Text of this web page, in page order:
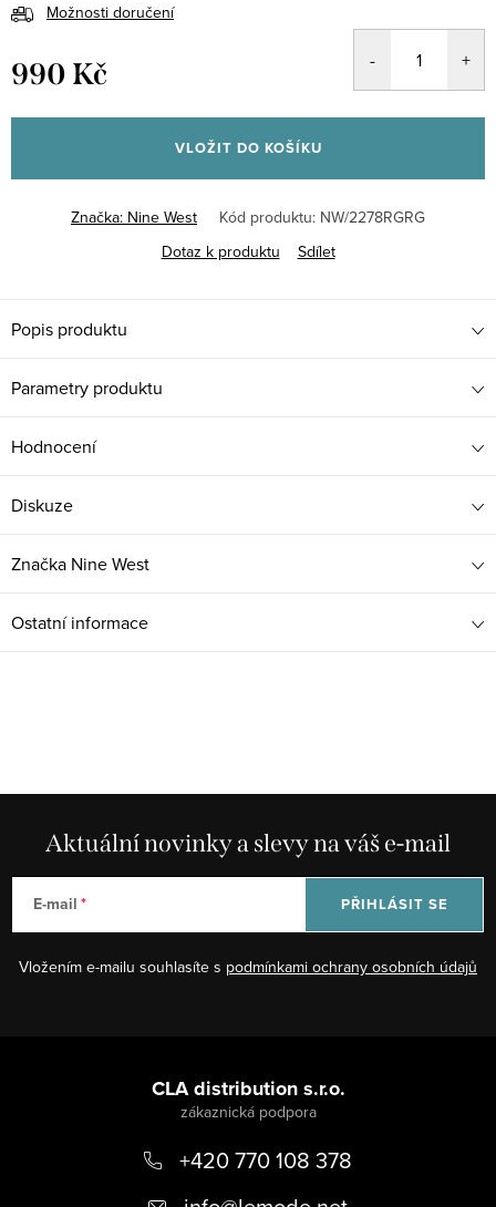
Možnosti doručení
990 Kč
cena:
VLOŽIT DO KOŠÍKU
Značka: Nine West Kód produktu: NW/2278RGRG
Dotaz k produktu
Sdílet
Popis produktu
Parametry produktu
Hodnocení
Diskuze
Značka Nine West
Ostatní informace
Aktuální novinky a slevy na váš e-mail
E-mail
Vložením e-mailu souhlasíte s podmínkami ochrany osobních údajů
PŘIHLÁSIT SE
CLA distribution s.r.o.
+420 770 108 378